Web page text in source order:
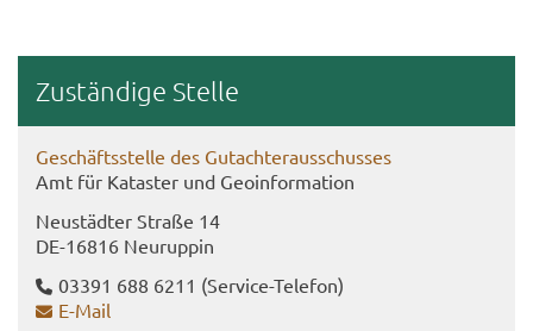
Zu­stän­di­ge Stel­le
Ge­schäfts­stel­le des Gut­ach­ter­aus­schus­ses
Amt für Ka­tas­ter und Geo­in­for­ma­ti­on
Neu­städ­ter Stra­ße 14
DE-​16816 Neu­rup­pin
03391 688 6211 (Service-​Telefon)
E-​Mail